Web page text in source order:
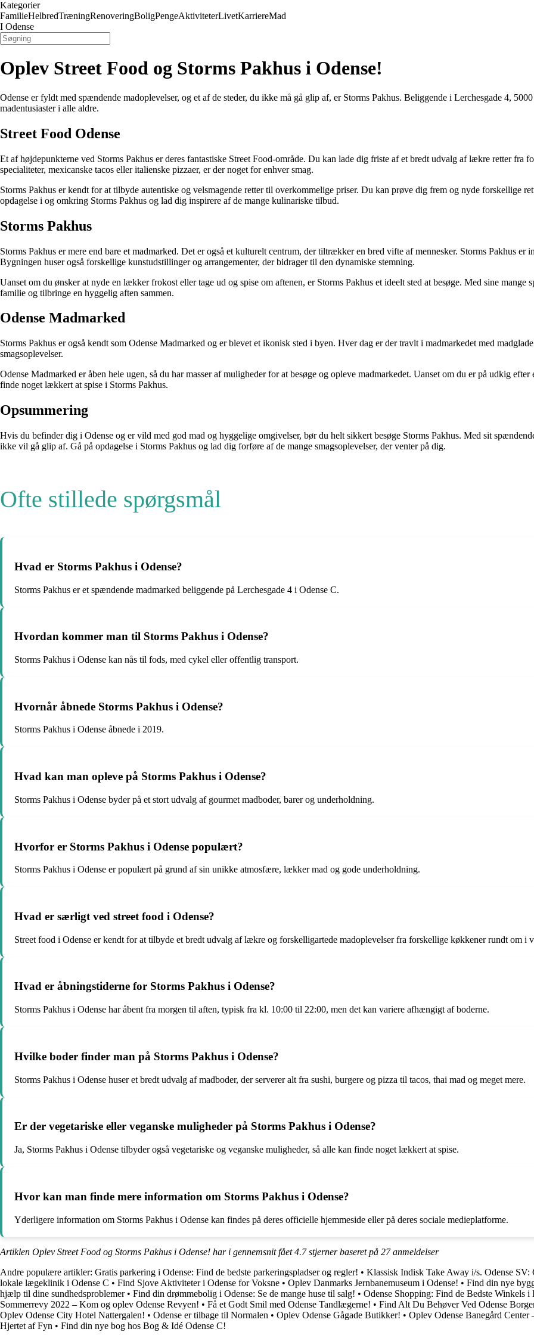
Kategorier
FamilieHelbredTræningRenoveringBoligPengeAktiviteterLivetKarriereMad
I Odense
Oplev Street Food og Storms Pakhus i Odense!
Odense er fyldt med spændende madoplevelser, og et af de steder, du ikke må gå glip af, er Storms Pakhus. Beliggende i Lerchesgade 4,
madentusiaster i alle aldre.
Street Food Odense
Et af højdepunkterne ved Storms Pakhus er deres fantastiske Street Food-område. Du kan lade dig friste af et bredt udvalg af lækre retter fra
specialiteter, mexicanske tacos eller italienske pizzaer, er der noget for enhver smag.
Storms Pakhus er kendt for at tilbyde autentiske og velsmagende retter til overkommelige priser. Du kan prøve dig frem og nyde forskellige
opdagelse i og omkring Storms Pakhus og lad dig inspirere af de mange kulinariske tilbud.
Storms Pakhus
Storms Pakhus er mere end bare et madmarked. Det er også et kulturelt centrum, der tiltrækker en bred vifte af mennesker. Storms Pakhus
Bygningen huser også forskellige kunstudstillinger og arrangementer, der bidrager til den dynamiske stemning.
Uanset om du ønsker at nyde en lækker frokost eller tage ud og spise om aftenen, er Storms Pakhus et ideelt sted at besøge. Med sine mange
familie og tilbringe en hyggelig aften sammen.
Odense Madmarked
Storms Pakhus er også kendt som Odense Madmarked og er blevet et ikonisk sted i byen. Hver dag er der travlt i madmarkedet med
smagsoplevelser.
Odense Madmarked er åben hele ugen, så du har masser af muligheder for at besøge og opleve madmarkedet. Uanset om du er på udkig
finde noget lækkert at spise i Storms Pakhus.
Opsummering
Hvis du befinder dig i Odense og er vild med god mad og hyggelige omgivelser, bør du helt sikkert besøge Storms Pakhus. Med sit
ikke vil gå glip af. Gå på opdagelse i Storms Pakhus og lad dig forføre af de mange smagsoplevelser, der venter på dig.
Ofte stillede spørgsmål
Hvad er Storms Pakhus i Odense?
Storms Pakhus er et spændende madmarked beliggende på Lerchesgade 4 i Odense C.
Hvordan kommer man til Storms Pakhus i Odense?
Storms Pakhus i Odense kan nås til fods, med cykel eller offentlig transport.
Hvornår åbnede Storms Pakhus i Odense?
Storms Pakhus i Odense åbnede i 2019.
Hvad kan man opleve på Storms Pakhus i Odense?
Storms Pakhus i Odense byder på et stort udvalg af gourmet madboder, barer og underholdning.
Hvorfor er Storms Pakhus i Odense populært?
Storms Pakhus i Odense er populært på grund af sin unikke atmosfære, lækker mad og gode underholdning.
Hvad er særligt ved street food i Odense?
Street food i Odense er kendt for at tilbyde et bredt udvalg af lækre og forskelligartede madoplevelser fra forskellige køkkener rundt om i
Hvad er åbningstiderne for Storms Pakhus i Odense?
Storms Pakhus i Odense har åbent fra morgen til aften, typisk fra kl. 10:00 til 22:00, men det kan variere afhængigt af boderne.
Hvilke boder finder man på Storms Pakhus i Odense?
Storms Pakhus i Odense huser et bredt udvalg af madboder, der serverer alt fra sushi, burgere og pizza til tacos, thai mad og meget mere.
Er der vegetariske eller veganske muligheder på Storms Pakhus i Odense?
Ja, Storms Pakhus i Odense tilbyder også vegetariske og veganske muligheder, så alle kan finde noget lækkert at spise.
Hvor kan man finde mere information om Storms Pakhus i Odense?
Yderligere information om Storms Pakhus i Odense kan findes på deres officielle hjemmeside eller på deres sociale medieplatforme.
Artiklen Oplev Street Food og Storms Pakhus i Odense! har i gennemsnit fået4.7stjerner baseret på 27anmeldelser
Andre populære artikler: Gratis parkering i Odense: Find de bedste parkeringspladser og regler! • Klassisk Indisk Take Away i/s. Odense
lokale lægeklinik i Odense C • Find Sjove Aktiviteter i Odense for Voksne • Oplev Danmarks Jernbanemuseum i Odense! • Find din nye
hjælp til dine sundhedsproblemer• Find din drømmebolig i Odense: Se de mange huse til salg! • Odense Shopping: Find de Bedste Winkels i
Sommerrevy 2022 – Kom og oplev Odense Revyen! • Få et Godt Smil med Odense Tandlægerne! • Find Alt Du Behøver Ved Odense
Oplev Odense City Hotel Nattergalen! • Odense er tilbage til Normalen • Oplev Odense Gågade Butikker! • Oplev Odense Banegård
Hjertet af Fyn • Find din nye bog hos Bog & Idé Odense C!